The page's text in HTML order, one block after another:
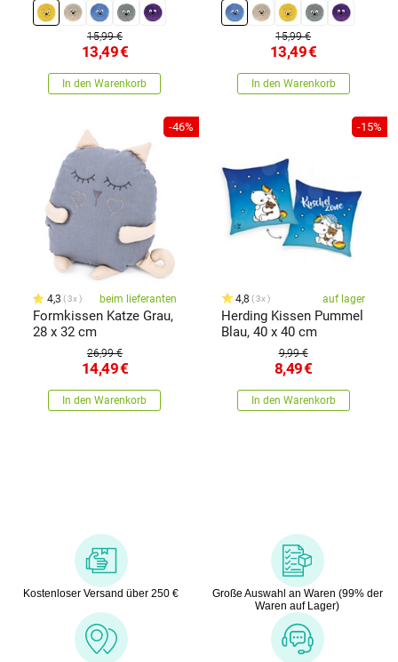
cm
15,99 €
13,49€
In den Warenkorb
cm
15,99 €
13,49€
In den Warenkorb
-46%
4,3 3x beim lieferanten
Formkissen Katze Grau,
28 x 32 cm
26,99 €
14,49€
In den Warenkorb
-15%
4,8 3x auf lager
Herding Kissen Pummel
Blau, 40 x 40 cm
9,99 €
8,49€
In den Warenkorb
Kostenloser Versand über 250 €
Große Auswahl an Waren (99% der
Waren auf Lager)